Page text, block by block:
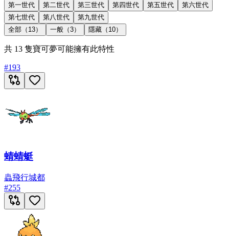
第一世代 第二世代 第三世代 第四世代 第五世代
第六世代
第七世代
第八世代
第九世代
全部（13）
一般（3） 隱藏（10）
共 13 隻寶可夢可能擁有此特性
#193
蜻蜻蜓
蟲飛行城都
#255